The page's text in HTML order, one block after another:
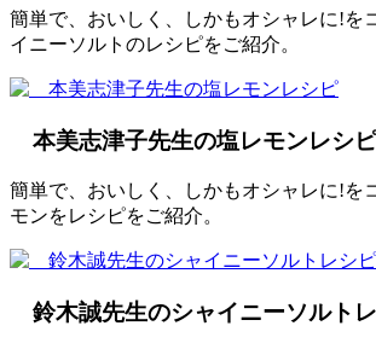
簡単で、おいしく、しかもオシャレに!を
イニーソルトのレシピをご紹介。
本美志津子先生の塩レモンレシピ
簡単で、おいしく、しかもオシャレに!を
モンをレシピをご紹介。
鈴木誠先生のシャイニーソルト